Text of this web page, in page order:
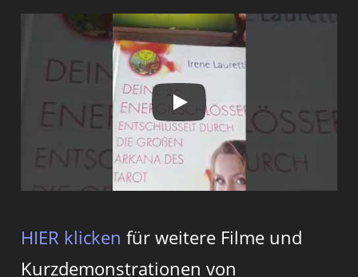
HIER klicken für weitere Filme und
Kurzdemonstrationen von